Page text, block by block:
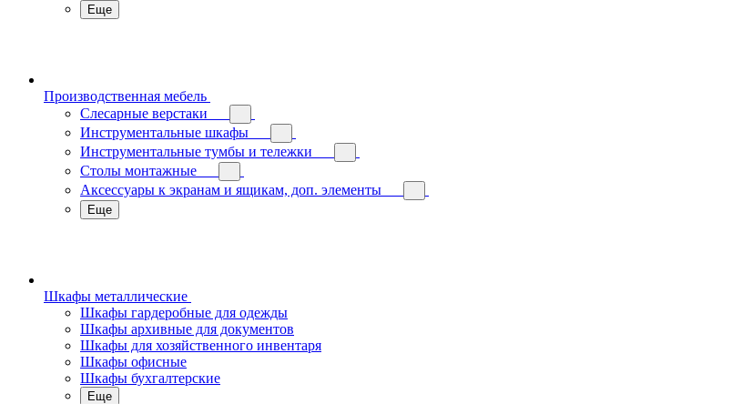
Еще
Производственная мебель
Слесарные верстаки
Инструментальные шкафы
Инструментальные тумбы и тележки
Столы монтажные
Аксессуары к экранам и ящикам, доп. элементы
Еще
Шкафы металлические
Шкафы гардеробные для одежды
Шкафы архивные для документов
Шкафы для хозяйственного инвентаря
Шкафы офисные
Шкафы бухгалтерские
Еще